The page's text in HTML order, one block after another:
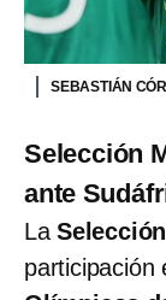
SEBASTIÁN
Selección
ante
La
participación